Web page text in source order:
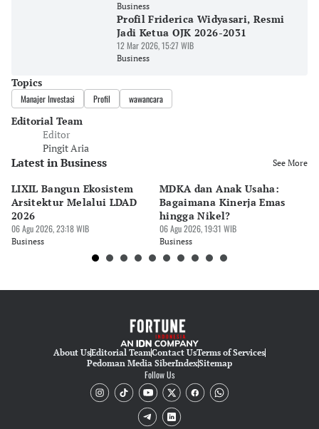
Business
Profil Friderica Widyasari, Resmi
Jadi Ketua OJK 2026-2031
12 Mar 2026, 15:27 WIB
Business
Topics
Manajer Investasi Profil wawancara
Editorial Team
Editor
Pingit Aria
Latest in Business See More
LIXIL Bangun Ekosistem
Arsitektur Melalui LDAD
2026
06 Agu 2026, 23:18 WIB
Business
MDKA dan Anak Usaha:
Bagaimana Kinerja Emas
hingga Nikel?
06 Agu 2026, 19:31 WIB
Business
About UsEditorial TeamContact UsTerms of Services
Pedoman Media SiberIndexSitemap
Follow Us